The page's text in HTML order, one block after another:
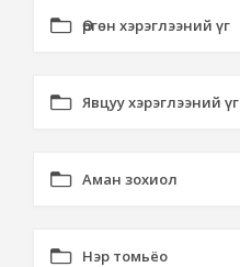
Өргөн хэрэглээний үг
Явцуу хэрэглээний үг
Аман зохиол
Нэр томьёо